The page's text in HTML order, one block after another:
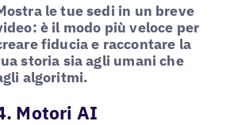
le tue sedi in un breve
è il modo più veloce per
fiducia e raccontare la
storia sia agli umani che
algoritmi.
Motori AI